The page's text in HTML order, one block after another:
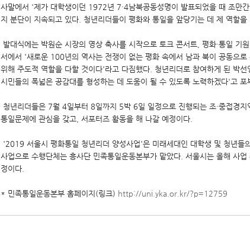
사말에서 '제가 대학생이던 1972년 7·4남북공동성명이 발표되었을 때 조만
지 분단이 지속되고 있다. 청년리더들이 평화와 통일을 앞당기는 데 제 역할을
발대식에는 박원순 시장의 영상 축사를 시작으로 토크 콘서트, 평화·통일 기
서에서 '새로운 100년의 역사는 전쟁이 없는 평화 속에서 남과 북이 공동으
위해 주도적 역할을 다할 것이다'라고 다짐했다. 청년리더로 참여하게 된 박
시민들의 폭넓은 공감대를 형성하는 데 도움이 될 수 있도록 노력하겠다'고 포
청년리더들은 7월 4일부터 8일까지 5박 6일 일정으로 진행되는 조·중접경
통일문제에 관심을 갖고, 서포터즈 활동을 해 나갈 예정이다.
'2019 서울시 평화통일 청년리더 양성사업'은 미래세대인 대학생 및 청년들
사업으로 수행단체는 흥사단 민족통일운동본부가 맡았다. 서울시는 올해 사
정이다.
* 민족통일운동본부 홈페이지(링크) http://uni.yka.or.kr/?p=12759